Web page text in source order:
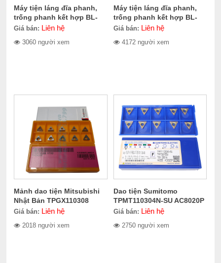
Máy tiện láng đĩa phanh,
trống phanh kết hợp BL-
711LD
Giá bán: Liên hệ
3060 người xem
Máy tiện láng đĩa phanh,
trống phanh kết hợp BL-
580LD
Giá bán: Liên hệ
4172 người xem
Mảnh dao tiện Mitsubishi
Nhật Bản TPGX110308
Giá bán: Liên hệ
2018 người xem
Dao tiện Sumitomo
TPMT110304N-SU AC8020P
Giá bán: Liên hệ
2750 người xem